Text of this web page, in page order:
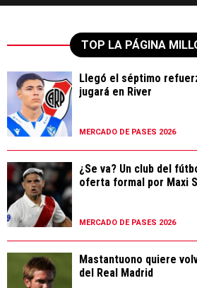
TOP LA PÁGINA
Llegó el séptimo
jugará en River
MERCADO DE PASES 2026
¿Se va? Un club del
oferta formal por Maxi
MERCADO DE PASES 2026
Mastantuono quiere
del Real Madrid